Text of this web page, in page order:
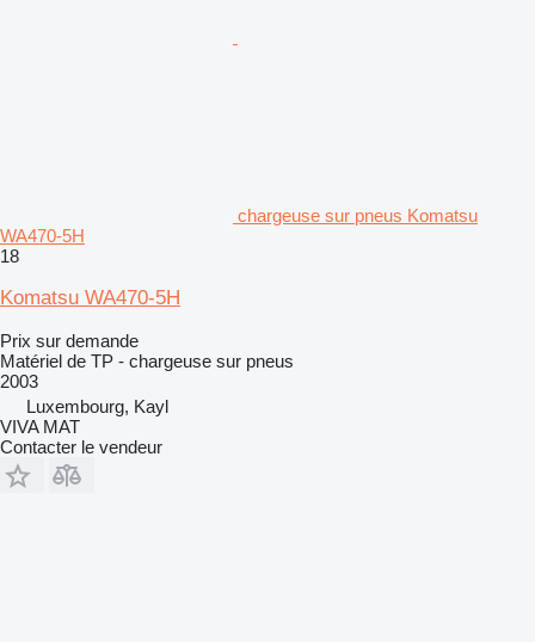
chargeuse sur pneus Komatsu
WA470-5H
18
Komatsu WA470-5H
Prix sur demande
Matériel de TP - chargeuse sur pneus
2003
Luxembourg, Kayl
VIVA MAT
Contacter le vendeur